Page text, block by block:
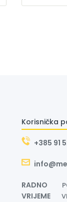
Korisnička
+385 91
RADNO
VRIJEME